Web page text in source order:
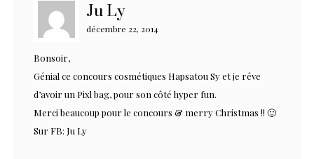
Ju Ly
décembre 22, 2014
Bonsoir,
Génial ce concours cosmétiques Hapsatou Sy et je rêve
d’avoir un Pixl bag, pour son côté hyper fun.
Merci beaucoup pour le concours & merry Christmas !! 🙂
Sur FB: Ju Ly